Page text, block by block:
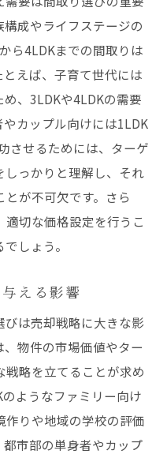
成やライフステージの
ら4LDKまでの間取りは
えば、子育て世代には
、3LDKや4LDKの需要
カップル向けには1LDK
させるためには、ターゲ
しっかりと理解し、それ
が不可欠です。さら
切な価格設定を行うこ
しょう。
える影響
びは売却戦略に大きな影
物件の市場価値やター
略を立てることが求め
ようなファミリー向け
作りや地域の学校の評価
市部の単身者やカップ